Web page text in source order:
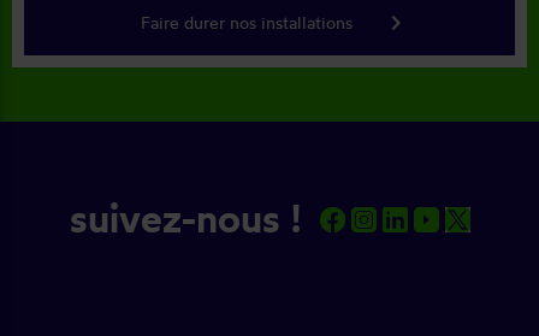
Faire durer nos installations keyboard_arrow_right
suivez-nous !